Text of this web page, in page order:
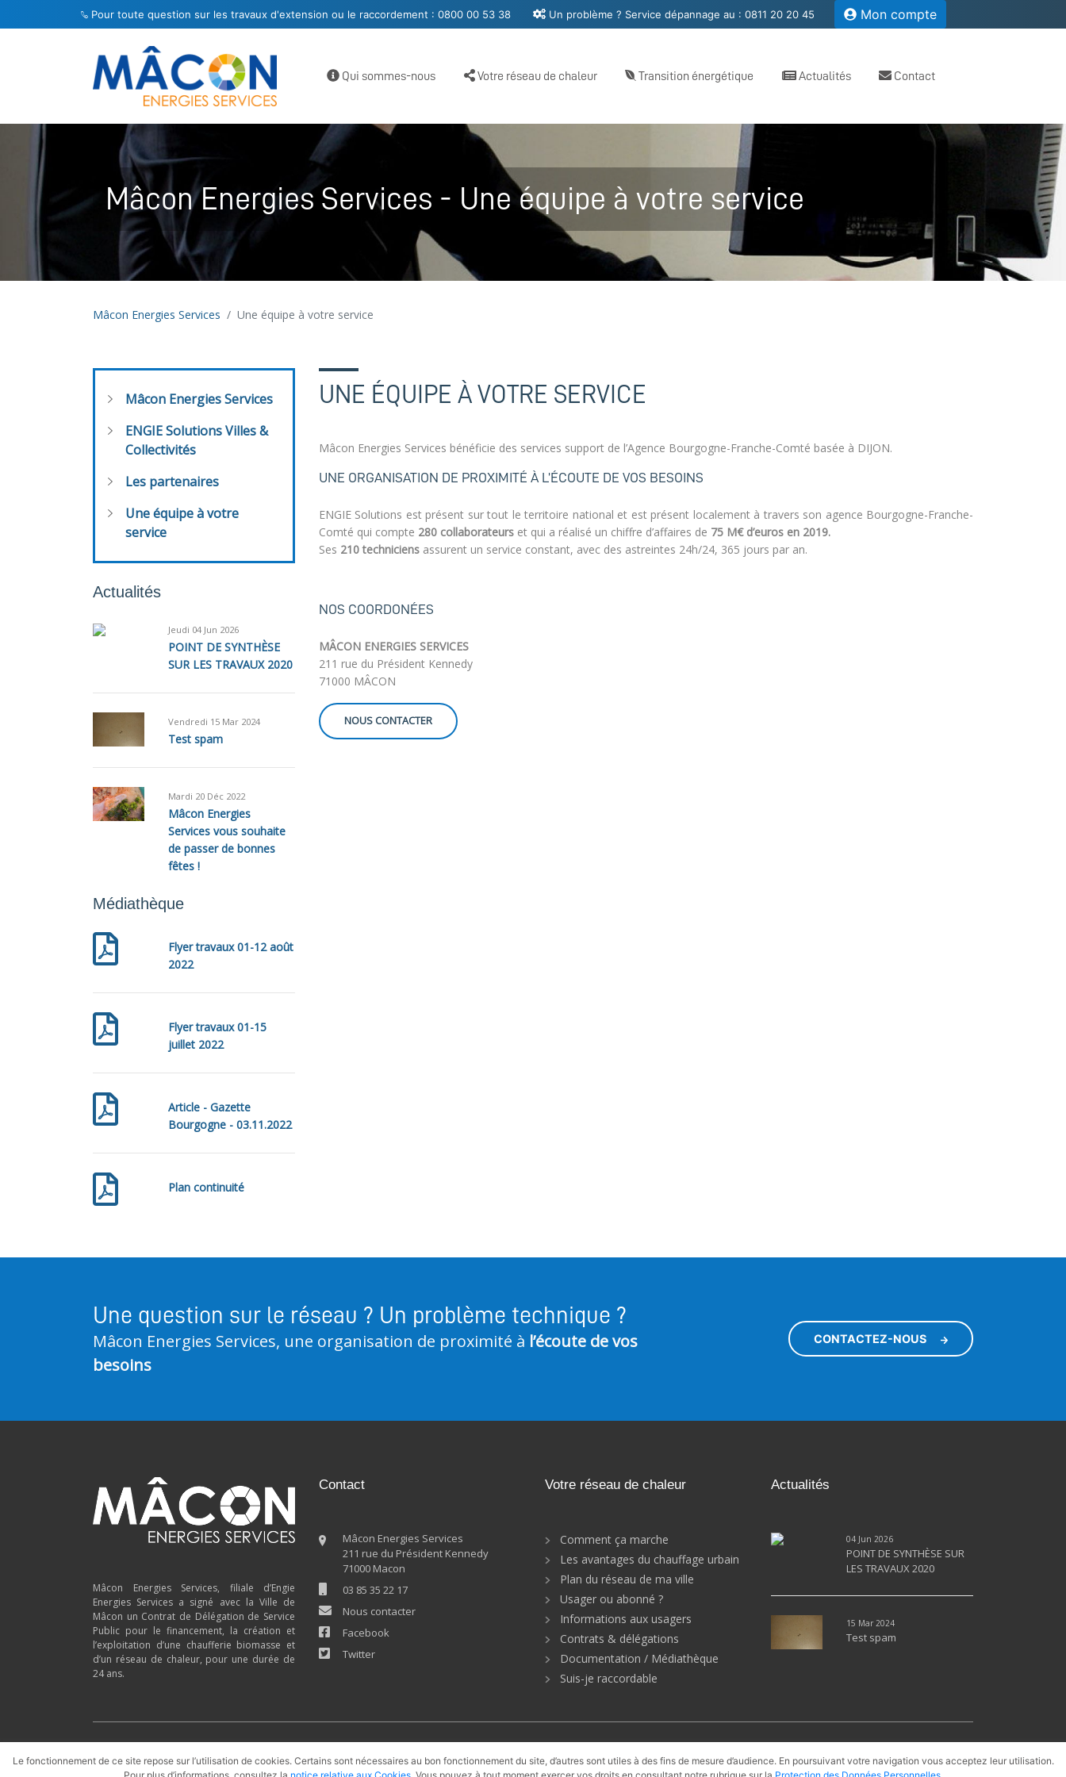
Pour toute question sur les travaux d'extension ou le raccordement : 0800 00 53 38 Un problème ? Service dépannage au : 0811 20 20 45 Mon compte
Qui sommes-nous Votre réseau de chaleur Transition énergétique Actualités Contact
Mâcon Energies Services - Une équipe à votre service
Mâcon Energies Services Une équipe à votre service
Mâcon Energies Services
ENGIE Solutions Villes &
Collectivités
Les partenaires
Une équipe à votre
service
Actualités
Jeudi 04 Jun 2026
POINT DE SYNTHÈSE
SUR LES TRAVAUX 2020
Vendredi 15 Mar 2024
Test spam
Mardi 20 Déc 2022
Mâcon Energies
Services vous souhaite
de passer de bonnes
fêtes !
Médiathèque
Flyer travaux 01-12 août
2022
Flyer travaux 01-15
juillet 2022
Article - Gazette
Bourgogne - 03.11.2022
Plan continuité
UNE ÉQUIPE À VOTRE SERVICE
Mâcon Energies Services bénéficie des services support de l’Agence Bourgogne-Franche-Comté basée à DIJON.
UNE ORGANISATION DE PROXIMITÉ À L’ÉCOUTE DE VOS BESOINS
ENGIE Solutions est présent sur tout le territoire national et est présent localement à travers son agence Bourgogne-Franche-
Comté qui compte 280 collaborateurs et qui a réalisé un chiffre d’affaires de 75 M€ d’euros en 2019.
Ses 210 techniciens assurent un service constant, avec des astreintes 24h/24, 365 jours par an.
NOS COORDONÉES
MÂCON ENERGIES SERVICES
211 rue du Président Kennedy
71000 MÂCON
Une question sur le réseau ? Un problème technique ?
Mâcon Energies Services, une organisation de proximité à l’écoute de vos
besoins
CONTACTEZ-NOUS
Mâcon Energies Services, filiale d’Engie
Energies Services a signé avec la Ville de
Mâcon un Contrat de Délégation de Service
Public pour le financement, la création et
l’exploitation d’une chaufferie biomasse et
d’un réseau de chaleur, pour une durée de
24 ans.
Contact
Mâcon Energies Services
211 rue du Président Kennedy
71000 Macon
03 85 35 22 17
Nous contacter
Facebook
Twitter
Votre réseau de chaleur
Comment ça marche
Les avantages du chauffage urbain
Plan du réseau de ma ville
Usager ou abonné ?
Informations aux usagers
Contrats & délégations
Documentation / Médiathèque
Suis-je raccordable
Actualités
04 Jun 2026
POINT DE SYNTHÈSE SUR
LES TRAVAUX 2020
15 Mar 2024
Test spam
Le fonctionnement de ce site repose sur l’utilisation de cookies. Certains sont nécessaires au bon fonctionnement du site, d’autres sont utiles à des fins de mesure d’audience. En poursuivant votre navigation vous acceptez leur utilisation.